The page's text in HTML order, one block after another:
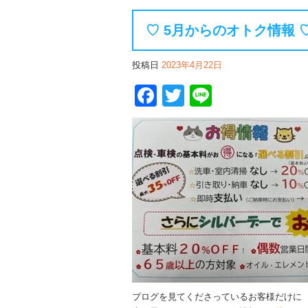
♡ 5月からのオトク情報
投稿日 2023年4月22日
Facebook
Twitter
ブログを見てくださっているお客様だけに